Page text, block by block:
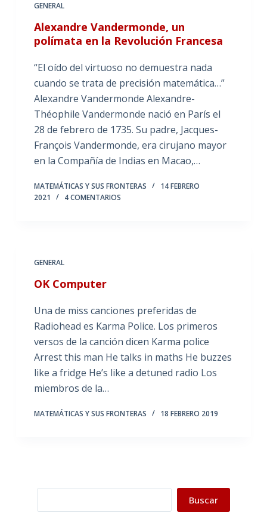
GENERAL
Alexandre Vandermonde, un
polímata en la Revolución Francesa
“El oído del virtuoso no demuestra nada
cuando se trata de precisión matemática…”
Alexandre Vandermonde Alexandre-
Théophile Vandermonde nació en París el
28 de febrero de 1735. Su padre, Jacques-
François Vandermonde, era cirujano mayor
en la Compañía de Indias en Macao,…
MATEMÁTICAS Y SUS FRONTERAS
14 FEBRERO
2021
4 COMENTARIOS
GENERAL
OK Computer
Una de miss canciones preferidas de
Radiohead es Karma Police. Los primeros
versos de la canción dicen Karma police
Arrest this man He talks in maths He buzzes
like a fridge He’s like a detuned radio Los
miembros de la…
MATEMÁTICAS Y SUS FRONTERAS 18 FEBRERO 2019
Buscar